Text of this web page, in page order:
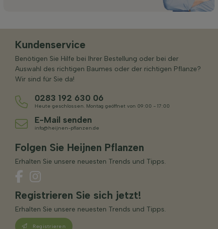
Kundenservice
Benötigen Sie Hilfe bei Ihrer Bestellung oder bei der
Auswahl des richtigen Baumes oder der richtigen Pflanze?
Wir sind für Sie da!
0283 192 630 06
Heute geschlossen. Montag geöffnet von 09:00 - 17:00
E-Mail senden
info@heijnen-pflanzen.de
Folgen Sie Heijnen Pflanzen
Erhalten Sie unsere neuesten Trends und Tipps.
Registrieren Sie sich jetzt!
Erhalten Sie unsere neuesten Trends und Tipps.
Registrieren